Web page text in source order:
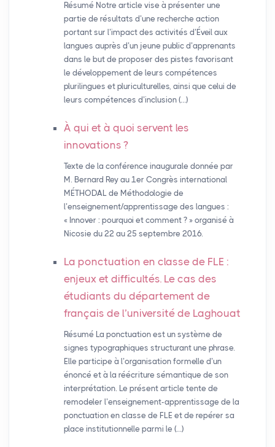
Résumé Notre article vise à présenter une
partie de résultats d’une recherche action
portant sur l’impact des activités d’Éveil aux
langues auprès d’un jeune public d’apprenants
dans le but de proposer des pistes favorisant
le développement de leurs compétences
plurilingues et pluriculturelles, ainsi que celui de
leurs compétences d’inclusion (…)
À qui et à quoi servent les
innovations ?
Texte de la conférence inaugurale donnée par
M. Bernard Rey au 1er Congrès international
MÉTHODAL de Méthodologie de
l’enseignement/apprentissage des langues :
« Innover : pourquoi et comment ? » organisé à
Nicosie du 22 au 25 septembre 2016.
La ponctuation en classe de FLE :
enjeux et difficultés. Le cas des
étudiants du département de
français de l’université de Laghouat
Résumé La ponctuation est un système de
signes typographiques structurant une phrase.
Elle participe à l’organisation formelle d’un
énoncé et à la réécriture sémantique de son
interprétation. Le présent article tente de
remodeler l’enseignement-apprentissage de la
ponctuation en classe de FLE et de repérer sa
place institutionnelle parmi le (…)